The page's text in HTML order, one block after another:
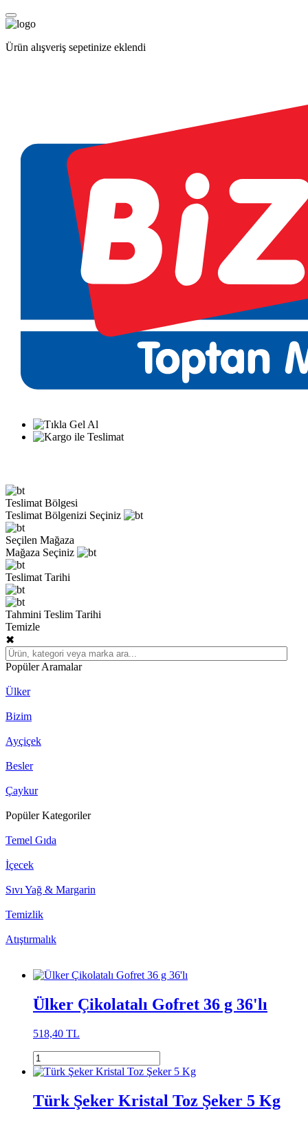
Ürün alışveriş sepetinize eklendi
Teslimat Bölgesi
Teslimat Bölgenizi Seçiniz
Seçilen Mağaza
Mağaza Seçiniz
Teslimat Tarihi
Tahmini Teslim Tarihi
Temizle
✖
Popüler Aramalar
Ülker
Bizim
Ayçiçek
Besler
Çaykur
Popüler Kategoriler
Temel Gıda
İçecek
Sıvı Yağ & Margarin
Temizlik
Atıştırmalık
Ülker Çikolatalı Gofret 36 g 36'lı
518,40 TL
Türk Şeker Kristal Toz Şeker 5 Kg